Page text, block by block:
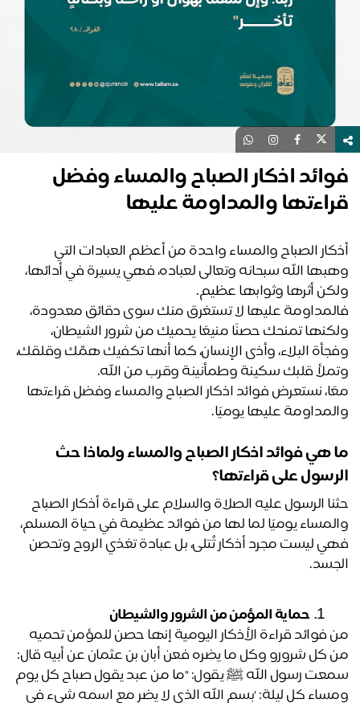
اذكار الصباح والمساء وفضل
والمداومة عليها
أذكار الصباح والمساء واحدة من أعظم العبادات التي
وهبها الله سبحانه وتعالى لعباده، فهي يسيرة في أدائها،
أثرها وثوابها عظيم.
فالمداومة عليها لا تستغرق منك سوى دقائق معدودة،
ولكنها تمنحك حصنًا منيعًا يحميك من شرور الشيطان،
وفجأة البلاء، وأذى الإنسان، كما أنها تكفيك همّك وقلقك،
قلبك سكينة وطمأنينة وقرب من الله.
معًا، نستعرض فوائد اذكار الصباح والمساء وفضل قراءتها
عليها يوميًا.
ما هي فوائد اذكار الصباح والمساء ولماذا حث
على قراءتها؟
حثنا الرسول عليه الصلاة والسلام على قراءة أذكار الصباح
والمساء يوميًا لما لها من فوائد عظيمة في حياة المسلم،
فهي ليست مجرد أذكار تُتلى، بل عبادة تغذي الروح وتحصن
حماية المؤمن من الشرور والشيطان
من فوائد قراءة الأذكار اليومية إنها حصن للمؤمن تحميه
من كل شرورو وكل ما يضره فعن أبان بن عثمان عن أبيه قال:
سمعت رسول الله ﷺ يقول: "ما من عبد يقول صباح كل يوم